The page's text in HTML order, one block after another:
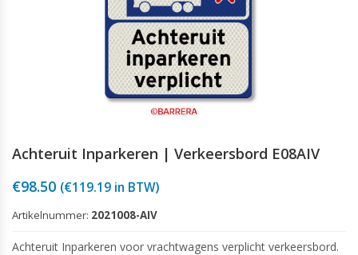
Achteruit Inparkeren | Verkeersbord E08AIV
€98.50 (€119.19 in BTW)
Artikelnummer: 2021008-AIV
Achteruit Inparkeren voor vrachtwagens verplicht verkeersbord.